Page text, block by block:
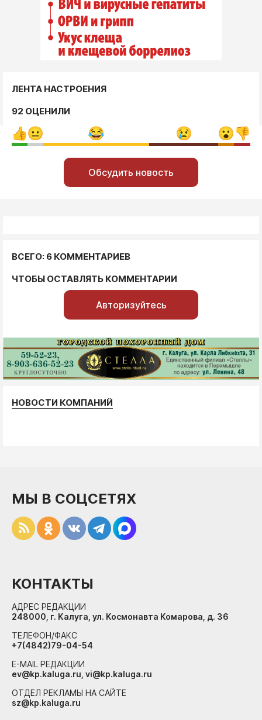
ЛЕНТА НАСТРОЕНИЯ
92 ОЦЕНИЛИ
Обсудить новость
ВСЕГО: 6 КОММЕНТАРИЕВ
ЧТОБЫ ОСТАВЛЯТЬ КОММЕНТАРИИ
Авторизуйтесь
НОВОСТИ КОМПАНИЙ
МЫ В СОЦСЕТЯХ
КОНТАКТЫ
АДРЕС РЕДАКЦИИ
248000, г. Калуга, ул. Космонавта Комарова, д. 36
ТЕЛЕФОН/ФАКС
+7(4842)79-04-54
E-MAIL РЕДАКЦИИ
ev@kp.kaluga.ru, vi@kp.kaluga.ru
ОТДЕЛ РЕКЛАМЫ НА САЙТЕ
sz@kp.kaluga.ru